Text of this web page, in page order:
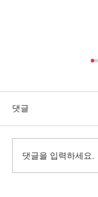
10월, 가을이
밥집
댓글
댓글을 입력하세요.